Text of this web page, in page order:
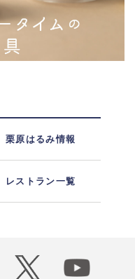
栗原はるみ情報
レストラン一覧